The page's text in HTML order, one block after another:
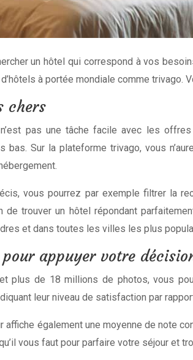
un hôtel qui correspond à vos
à portée mondiale comme
chers
pas une tâche facile avec les
bas. Sur la plateforme trivago, vous
vous pourrez par exemple filtrer la
trouver un hôtel répondant
et dans toutes les villes les plus
appuyer votre
plus de 18 millions de photos, vous
leur niveau de satisfaction par
affiche également une moyenne de note
vous faut pour parfaire votre séjour et